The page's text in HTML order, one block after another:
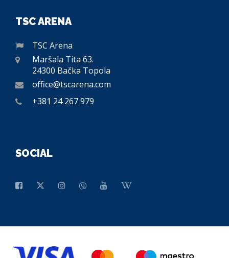
TSC ARENA
TSC Arena
Maršala Tita 63.
24300 Bačka Topola
office@tscarena.com
+381 24 267 979
SOCIAL